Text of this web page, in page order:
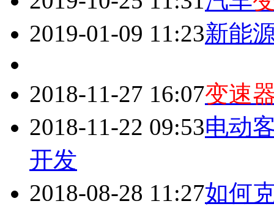
2019-01-09 11:23新能
2018-11-27 16:07变速
2018-11-22 09:53电动
开发
2018-08-28 11:27如何